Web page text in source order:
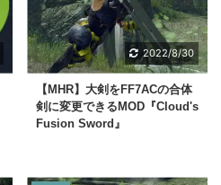
2022/8/30
【MHR】大剣をFF7ACの合体
剣に変更できるMOD『Cloud's
Fusion Sword』